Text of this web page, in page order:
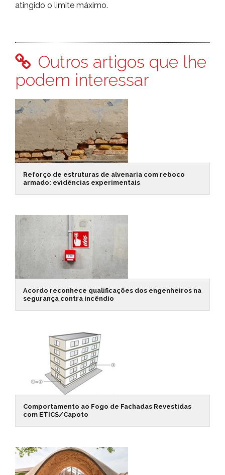
atingido o limite máximo.
Outros artigos que lhe
podem interessar
Reforço de estruturas de alvenaria com reboco
armado: evidências experimentais
Acordo reconhece qualificações dos engenheiros na
segurança contra incêndio
Comportamento ao Fogo de Fachadas Revestidas
com ETICS/Capoto